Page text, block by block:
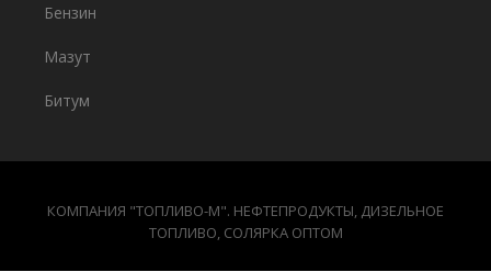
Бензин
Мазут
Битум
КОМПАНИЯ "ТОПЛИВО-М". НЕФТЕПРОДУКТЫ, ДИЗЕЛЬНОЕ
ТОПЛИВО, СОЛЯРКА ОПТОМ